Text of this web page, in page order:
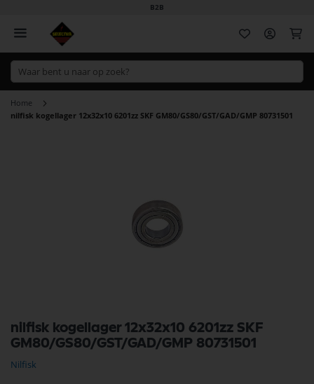
B2B
Home
nilfisk kogellager 12x32x10 6201zz SKF GM80/GS80/GST/GAD/GMP 80731501
nilfisk kogellager 12x32x10 6201zz SKF
GM80/GS80/GST/GAD/GMP 80731501
Nilfisk
Ga
naar
het
van